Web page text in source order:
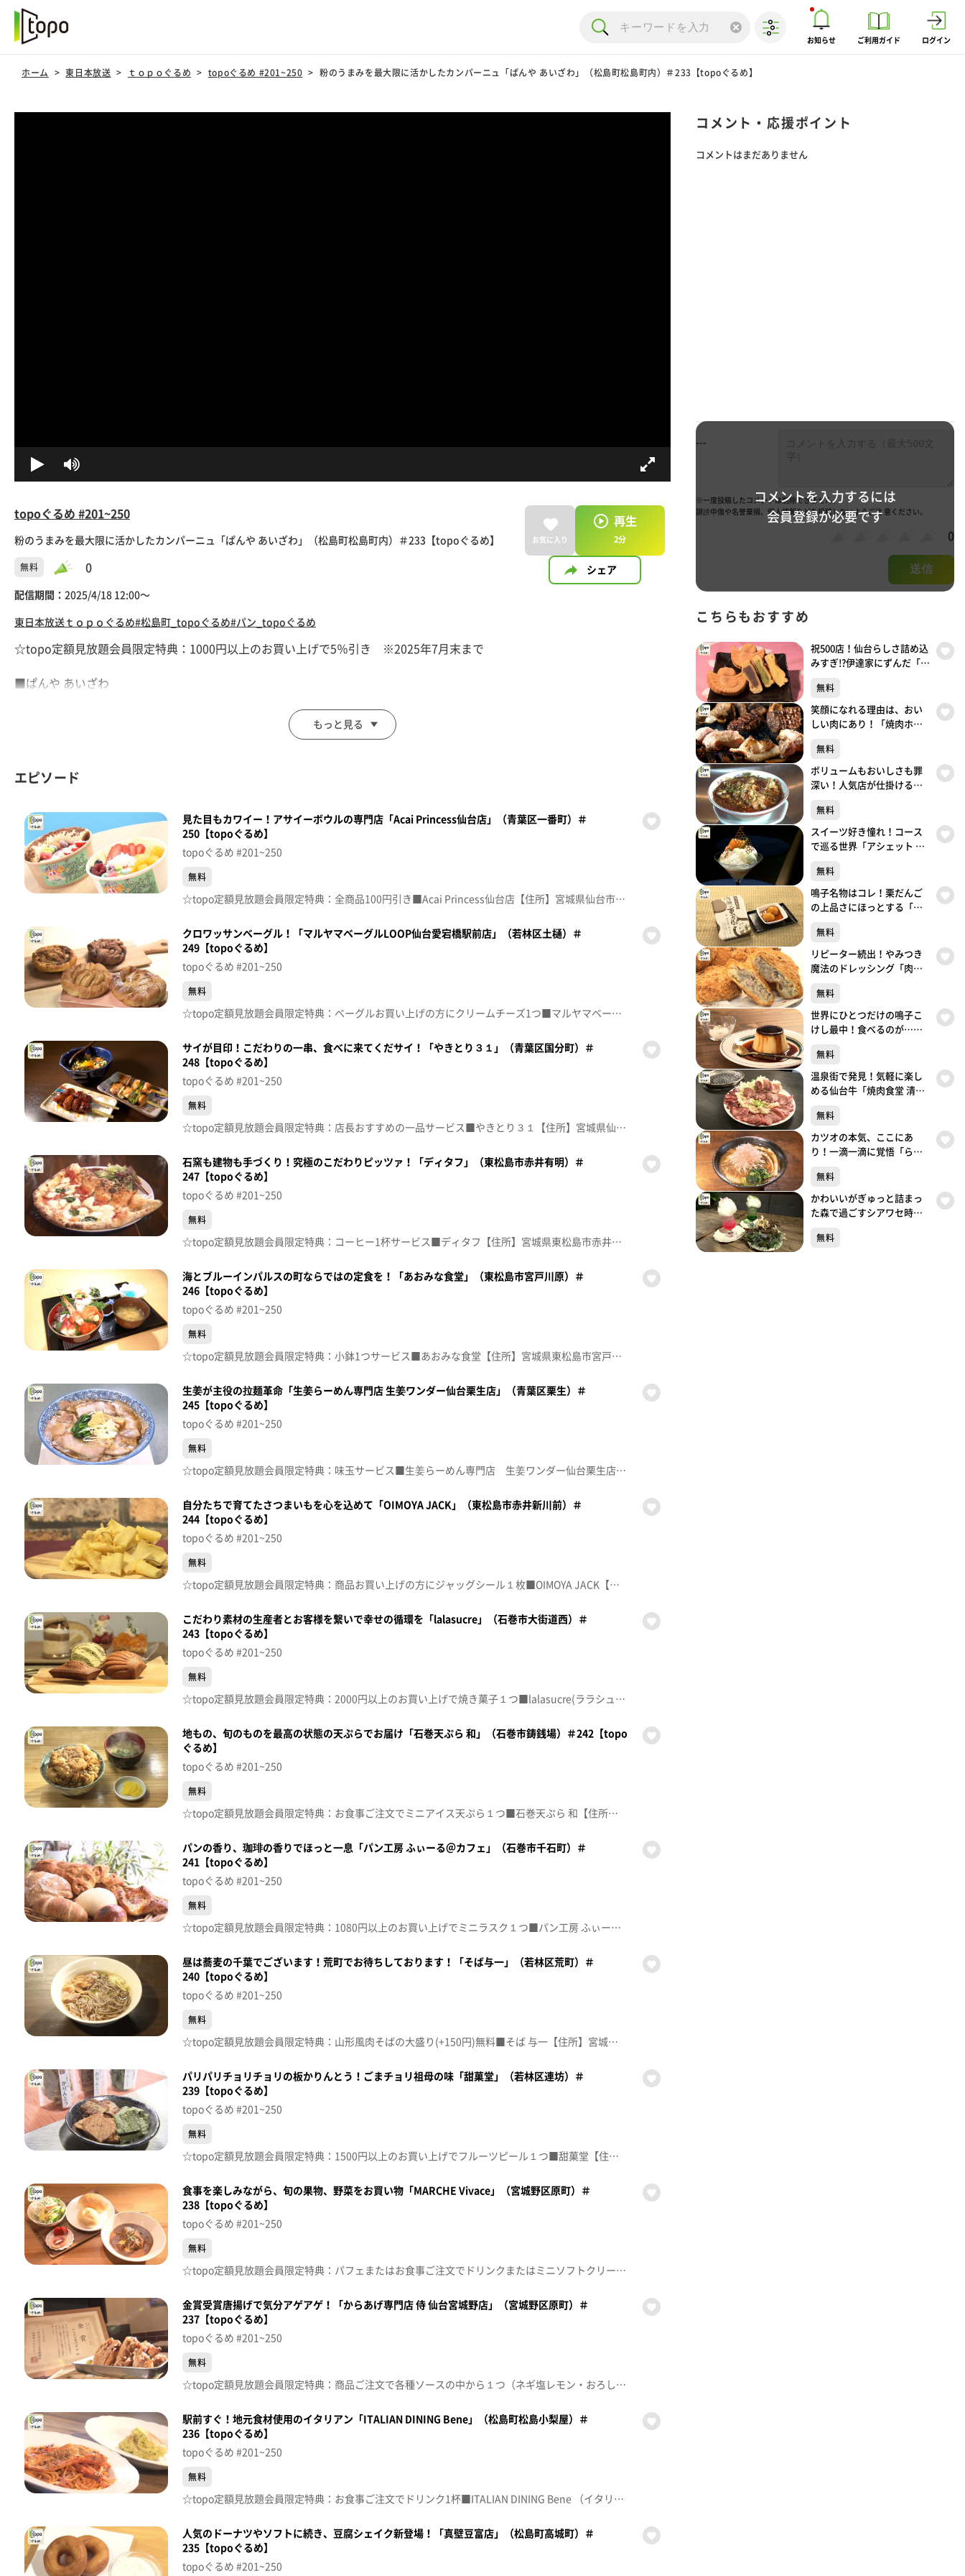
お知らせ ご利用ガイド ログイン
ホーム 東日本放送 ｔｏｐｏぐるめ topoぐるめ #201~250 粉のうまみを最大限に活かしたカンパーニュ「ぱんや あいざわ」（松島町松島町内）＃233【topoぐるめ】
topoぐるめ #201~250
粉のうまみを最大限に活かしたカンパーニュ「ぱんや あいざわ」（松島町松島町内）＃233【topoぐるめ】
無料 0
配信期間： 2025/4/18 12:00〜
お気に入り
再生
2分
シェア
東日本放送 ｔｏｐｏぐるめ#松島町_topoぐるめ#パン_topoぐるめ
☆topo定額見放題会員限定特典：1000円以上のお買い上げで5％引き ※2025年7月末まで
■ぱんや あいざわ
♪ヒーロー ＦＵＮＫＹ ＭＯＮＫＥＹ ＢＡＢＹＳ
※特典をご利用の際は、topoにログインをしてトップ画面をご注文の前にお店の方にお見せください。
（トップ画面上部、ユーザ名と一緒に表示されている「定額見放題会員」を提示）
※紹介した店舗情報は変更している場合があります。
※紹介した商品は取り扱いが終了している場合があります。
番組HP（https://www.khb-tv.co.jp/topogurume/）
もっと見る
エピソード
見た目もカワイー！アサイーボウルの専門店「Acai Princess仙台店」（青葉区一番町）＃
250【topoぐるめ】
topoぐるめ #201~250
無料
☆topo定額見放題会員限定特典：全商品100円引き■Acai Princess仙台店【住所】宮城県仙台市青葉区一番町3-1-15 巴屋ビル1階【インスタグラム】acai_princess_sendai【営業時間】12:00～20:00【定休日】火曜日♪ヒトリゴト ＣｌａｒｉＳ※特典をご利用の際は、topoにログインをしてトップ画面をご注文の前にお店の方にお見せください。（トップ画面上部、ユーザ名と一緒に表示されている「定額見放題会員」を提示）※紹介した店舗情報は変更している場合があります。※紹介した商品は取り扱いが終了している場合があります。番組HP（https://www.khb-tv.co.jp/topogurume/）
クロワッサンベーグル！「マルヤマベーグルLOOP仙台愛宕橋駅前店」（若林区土樋）＃
249【topoぐるめ】
topoぐるめ #201~250
無料
☆topo定額見放題会員限定特典：ベーグルお買い上げの方にクリームチーズ1つ■マルヤマベーグル LOOP仙台愛宕橋駅前店【住所】宮城県仙台市若林区土樋1-11-10 リベール愛宕1階【電話番号】022-200-2282【営業時間】11:00～19:00 ※無くなり次第終了【定休日】無し♪れんげ畑 ａｉｋｏ※特典をご利用の際は、topoにログインをしてトップ画面をご注文の前にお店の方にお見せください。（トップ画面上部、ユーザ名と一緒に表示されている「定額見放題会員」を提示）※紹介した店舗情報は変更している場合があります。※紹介した商品は取り扱いが終了している場合があります。番組HP（https://www.khb-tv.co.jp/topogurume/）
サイが目印！こだわりの一串、食べに来てくだサイ！「やきとり３１」（青葉区国分町）＃
248【topoぐるめ】
topoぐるめ #201~250
無料
☆topo定額見放題会員限定特典：店長おすすめの一品サービス■やきとり３１【住所】宮城県仙台市青葉区国分町2-6-9-山路三号館ビル2F-B【電話番号】022-796-8722【営業時間】17:00～24:00【定休日】日曜♪化物 星野源※特典をご利用の際は、topoにログインをしてトップ画面をご注文の前にお店の方にお見せください。（トップ画面上部、ユーザ名と一緒に表示されている「定額見放題会員」を提示）※紹介した店舗情報は変更している場合があります。※紹介した商品は取り扱いが終了している場合があります。番組HP（https://www.khb-tv.co.jp/topogurume/）
石窯も建物も手づくり！究極のこだわりピッツァ！「ディタフ」（東松島市赤井有明）＃
247【topoぐるめ】
topoぐるめ #201~250
無料
☆topo定額見放題会員限定特典：コーヒー1杯サービス■ディタフ【住所】宮城県東松島市赤井有明2-1【電話番号】0225-90-3023【営業時間】11:30~14:00 17:30～20:00【定休日】火曜・水曜♪ＴＡＫＥ ＭＥ ＨＯＭＥ ＭＡＮ ＷＩＴＨ Ａ ＭＩＳＳＩＯＮ※特典をご利用の際は、topoにログインをしてトップ画面をご注文の前にお店の方にお見せください。（トップ画面上部、ユーザ名と一緒に表示されている「定額見放題会員」を提示）※紹介した店舗情報は変更している場合があります。※紹介した商品は取り扱いが終了している場合があります。番組HP（https://www.khb-tv.co.jp/topogurume/）
海とブルーインパルスの町ならではの定食を！「あおみな食堂」（東松島市宮戸川原）＃
246【topoぐるめ】
topoぐるめ #201~250
無料
☆topo定額見放題会員限定特典：小鉢1つサービス■あおみな食堂【住所】宮城県東松島市宮戸字川原5ｰ1【電話番号】080-1661-1887【営業時間】11:00～15:00【定休日】火曜♪太陽の月 ハナレグミ※特典をご利用の際は、topoにログインをしてトップ画面をご注文の前にお店の方にお見せください。（トップ画面上部、ユーザ名と一緒に表示されている「定額見放題会員」を提示）※紹介した店舗情報は変更している場合があります。※紹介した商品は取り扱いが終了している場合があります。番組HP（https://www.khb-tv.co.jp/topogurume/）
生姜が主役の拉麺革命「生姜らーめん専門店 生姜ワンダー仙台栗生店」（青葉区栗生）＃
245【topoぐるめ】
topoぐるめ #201~250
無料
☆topo定額見放題会員限定特典：味玉サービス■生姜らーめん専門店 生姜ワンダー仙台栗生店【住所】宮城県仙台市青葉区栗生4-12-12【電話番号】022-796-8315【営業時間】11:00～21:00【定休日】なし♪ちょ Ｂ－ＤＡＳＨ※特典をご利用の際は、topoにログインをしてトップ画面をご注文の前にお店の方にお見せください。（トップ画面上部、ユーザ名と一緒に表示されている「定額見放題会員」を提示）※紹介した店舗情報は変更している場合があります。※紹介した商品は取り扱いが終了している場合があります。番組HP（https://www.khb-tv.co.jp/topogurume/）
自分たちで育てたさつまいもを心を込めて「OIMOYA JACK」（東松島市赤井新川前）＃
244【topoぐるめ】
topoぐるめ #201~250
無料
☆topo定額見放題会員限定特典：商品お買い上げの方にジャッグシール１枚■OIMOYA JACK【住所】宮城県東松島市赤井新川前23-8【電話番号】050-8887-2338【営業時間】平日 12:00～15:00/土日 11:00～16:00【定休日】不定休♪走れ！ ももいろクローバー※特典をご利用の際は、topoにログインをしてトップ画面をご注文の前にお店の方にお見せください。（トップ画面上部、ユーザ名と一緒に表示されている「定額見放題会員」を提示）※紹介した店舗情報は変更している場合があります。※紹介した商品は取り扱いが終了している場合があります。番組HP（https://www.khb-tv.co.jp/topogurume/）
こだわり素材の生産者とお客様を繋いで幸せの循環を「lalasucre」（石巻市大街道西）＃
243【topoぐるめ】
topoぐるめ #201~250
無料
☆topo定額見放題会員限定特典：2000円以上のお買い上げで焼き菓子１つ■lalasucre(ララシュクル)【住所】宮城県石巻市大街道西2-2-25 千の杜学びの内【電話番号】0225-98-8332【営業時間】10:00～18:00【定休日】日･月曜・不定休♪恋 星野源※特典をご利用の際は、topoにログインをしてトップ画面をご注文の前にお店の方にお見せください。（トップ画面上部、ユーザ名と一緒に表示されている「定額見放題会員」を提示）※紹介した店舗情報は変更している場合があります。※紹介した商品は取り扱いが終了している場合があります。番組HP（https://www.khb-tv.co.jp/topogurume/）
地もの、旬のものを最高の状態の天ぷらでお届け「石巻天ぷら 和」（石巻市鋳銭場）＃242【topo
ぐるめ】
topoぐるめ #201~250
無料
☆topo定額見放題会員限定特典：お食事ご注文でミニアイス天ぷら１つ■石巻天ぷら 和【住所】宮城県石巻市鋳銭場3-6 大橋ビル2階【電話番号】0225-25-5612【営業時間】11:30～14:30(L.O14:00)/17:00～22:00(L.O21:00)【定休日】日曜・不定休♪１００万回の「Ｉ ＬＯＶＥ ＹＯＵ」 ＲＡＫＥ※特典をご利用の際は、topoにログインをしてトップ画面をご注文の前にお店の方にお見せください。（トップ画面上部、ユーザ名と一緒に表示されている「定額見放題会員」を提示）※紹介した店舗情報は変更している場合があります。※紹介した商品は取り扱いが終了している場合があります。番組HP（https://www.khb-tv.co.jp/topogurume/）
パンの香り、珈琲の香りでほっと一息「パン工房 ふぃーる＠カフェ」（石巻市千石町）＃
241【topoぐるめ】
topoぐるめ #201~250
無料
☆topo定額見放題会員限定特典：1080円以上のお買い上げでミニラスク１つ■パン工房 ふぃーる＠カフェ【住所】宮城県石巻市千石町2-2【電話番号】0225-24-6885【営業時間】8:00～21:00（日･火曜は18:00まで）【定休日】水曜♪ＳＨＩＮＹ ＤＡＹＳ 亜咲花※特典をご利用の際は、topoにログインをしてトップ画面をご注文の前にお店の方にお見せください。（トップ画面上部、ユーザ名と一緒に表示されている「定額見放題会員」を提示）※紹介した店舗情報は変更している場合があります。※紹介した商品は取り扱いが終了している場合があります。番組HP（https://www.khb-tv.co.jp/topogurume/）
昼は蕎麦の千葉でございます！荒町でお待ちしております！「そば与一」（若林区荒町）＃
240【topoぐるめ】
topoぐるめ #201~250
無料
☆topo定額見放題会員限定特典：山形風肉そばの大盛り(+150円)無料■そば 与一【住所】宮城県仙台市若林区荒町145【電話番号】022-223-2781【営業時間】11:00～14:00【定休日】火曜・土曜♪ともに ＷＡＮＩＭＡ※特典をご利用の際は、topoにログインをしてトップ画面をご注文の前にお店の方にお見せください。（トップ画面上部、ユーザ名と一緒に表示されている「定額見放題会員」を提示）※紹介した店舗情報は変更している場合があります。※紹介した商品は取り扱いが終了している場合があります。番組HP（https://www.khb-tv.co.jp/topogurume/）
パリパリチョリチョリの板かりんとう！ごまチョリ祖母の味「甜菓堂」（若林区連坊）＃
239【topoぐるめ】
topoぐるめ #201~250
無料
☆topo定額見放題会員限定特典：1500円以上のお買い上げでフルーツピール１つ■甜菓堂【住所】宮城県仙台市若林区連坊1-5-23【電話番号】 022-792-8788【営業時間】10:00～17:00【定休日】日曜・祝日♪以心電信 ＯＲＡＮＧＥ ＲＡＮＧＥ※特典をご利用の際は、topoにログインをしてトップ画面をご注文の前にお店の方にお見せください。（トップ画面上部、ユーザ名と一緒に表示されている「定額見放題会員」を提示）※紹介した店舗情報は変更している場合があります。※紹介した商品は取り扱いが終了している場合があります。番組HP（https://www.khb-tv.co.jp/topogurume/）
食事を楽しみながら、旬の果物、野菜をお買い物「MARCHE Vivace」（宮城野区原町）＃
238【topoぐるめ】
topoぐるめ #201~250
無料
☆topo定額見放題会員限定特典：パフェまたはお食事ご注文でドリンクまたはミニソフトクリームのいずれか１つ■MARCHE Vivace（マルシェ ビバーチェ）【住所】宮城県仙台市宮城野区原町1-3-21 コンフォート宮城野ステーション 1階【電話番号】022-200-2150【営業時間】平日 9:30～18:00/土曜 11:00～17:00【定休日】日曜・不定休♪星座になれたら 結束バンド※特典をご利用の際は、topoにログインをしてトップ画面をご注文の前にお店の方にお見せください。（トップ画面上部、ユーザ名と一緒に表示されている「定額見放題会員」を提示）※紹介した店舗情報は変更している場合があります。※紹介した商品は取り扱いが終了している場合があります。番組HP（https://www.khb-tv.co.jp/topogurume/）
金賞受賞唐揚げで気分アゲアゲ！「からあげ専門店 侍 仙台宮城野店」（宮城野区原町）＃
237【topoぐるめ】
topoぐるめ #201~250
無料
☆topo定額見放題会員限定特典：商品ご注文で各種ソースの中から１つ（ネギ塩レモン・おろしポン酢・油淋鶏）■からあげ専門店 侍 仙台宮城野店【住所】宮城県仙台市宮城野区原町2-3-7 小島ビル 102【電話番号】022-794-7728【営業時間】11:00～14:00/16:00～20:30【定休日】水曜・不定休♪大切なもの ロードオブメジャー※特典をご利用の際は、topoにログインをしてトップ画面をご注文の前にお店の方にお見せください。（トップ画面上部、ユーザ名と一緒に表示されている「定額見放題会員」を提示）※紹介した店舗情報は変更している場合があります。※紹介した商品は取り扱いが終了している場合があります。番組HP（https://www.khb-tv.co.jp/topogurume/）
駅前すぐ！地元食材使用のイタリアン「ITALIAN DINING Bene」（松島町松島小梨屋）＃
236【topoぐるめ】
topoぐるめ #201~250
無料
☆topo定額見放題会員限定特典：お食事ご注文でドリンク1杯■ITALIAN DINING Bene （イタリアンダイニング ベーネ）【住所】宮城県松島町松島小梨屋5-14【電話番号】022-200-2226【営業時間】月～木 7:00～18:00/金･土 7:00～15:00 18:00～22:00【定休日】日曜♪ＦＵＮＮＹ ＢＵＮＮＹ ｔｈｅ ｐｉｌｌｏｗｓ※特典をご利用の際は、topoにログインをしてトップ画面をご注文の前にお店の方にお見せください。（トップ画面上部、ユーザ名と一緒に表示されている「定額見放題会員」を提示）※紹介した店舗情報は変更している場合があります。※紹介した商品は取り扱いが終了している場合があります。番組HP（https://www.khb-tv.co.jp/topogurume/）
人気のドーナツやソフトに続き、豆腐シェイク新登場！「真壁豆富店」（松島町高城町）＃
235【topoぐるめ】
topoぐるめ #201~250
コメント・応援ポイント
コメントはまだありません
コメントを入力するには
会員登録が必要です
---
※一度投稿したコメントは削除できません。
誹謗中傷や名誉棄損、個人情報などを投稿しないようご注 意ください。
0
送信
こちらもおすすめ
祝500店！仙台らしさ詰め込
みすぎ!?伊達家にずんだ「ち
内）#500【topoぐるめ】
無料
笑顔になれる理由は、おい
しい肉にあり！「焼肉ホル
分町）#499【topoぐるめ】
無料
ボリュームもおいしさも罪
深い！人気店が仕掛ける背
区大町）#498【topoぐる
め】
無料
スイーツ好き憧れ！コース
で巡る世界「アシェット デ
分町）#497【topoぐるめ】
無料
鳴子名物はコレ！栗だんご
の上品さにほっとする「餅
湯元）#496【topoぐるめ】
無料
リピーター続出！やみつき
魔法のドレッシング「肉の
泉湯元）#495【topoぐる
め】
無料
世界にひとつだけの鳴子こ
けし最中！食べるのが…
温泉湯元）#494【topoぐる
め】
無料
温泉街で発見！気軽に楽し
める仙台牛「焼肉食堂 清和
湯元）#493【topoぐるめ】
無料
カツオの本気、ここにあ
り！一滴一滴に覚悟「らぁ
葉区栗生）#492【topoぐる
め】
無料
かわいいがぎゅっと詰まっ
た森で過ごすシアワセ時間
一番町）#491【topoぐる
無料